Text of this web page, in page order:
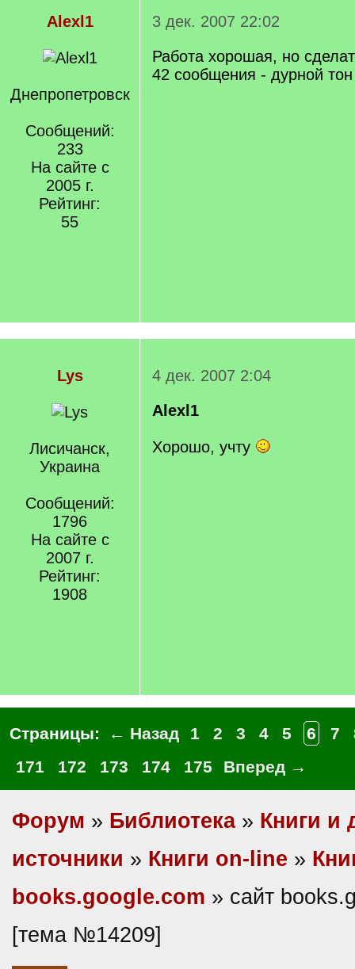
Alexl1
Днепропетровск
Сообщений:
233
На сайте с
2005 г.
Рейтинг:
55
3 дек. 2007 22:02
Работа хорошая, но
42 сообщения - дурной
Lys
Лисичанск,
Украина
Сообщений:
1796
На сайте с
2007 г.
Рейтинг:
1908
4 дек. 2007 2:04
Alexl1
Хорошо, учту
Страницы: ← Назад 1 2 3 4 5 6 7
171
172 173 174 175 Вперед →
Форум » Библиотека» Книги и
источники » Книги on-line »
books.google.com » сайт
[тема №14209]